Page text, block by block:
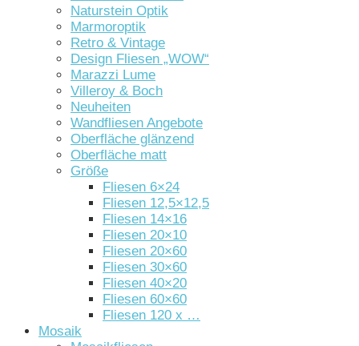
Naturstein Optik
Marmoroptik
Retro & Vintage
Design Fliesen „WOW“
Marazzi Lume
Villeroy & Boch
Neuheiten
Wandfliesen Angebote
Oberfläche glänzend
Oberfläche matt
Größe
Fliesen 6×24
Fliesen 12,5×12,5
Fliesen 14×16
Fliesen 20×10
Fliesen 20×60
Fliesen 30×60
Fliesen 40×20
Fliesen 60×60
Fliesen 120 x …
Mosaik